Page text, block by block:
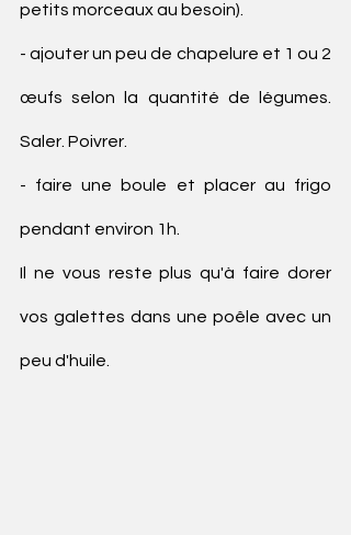
petits morceaux au besoin).
- ajouter un peu de chapelure et 1 ou 2
œufs selon la quantité de légumes.
Saler. Poivrer.
- faire une boule et placer au frigo
pendant environ 1h.
Il ne vous reste plus qu'à faire dorer
vos galettes dans une poêle avec un
peu d'huile.